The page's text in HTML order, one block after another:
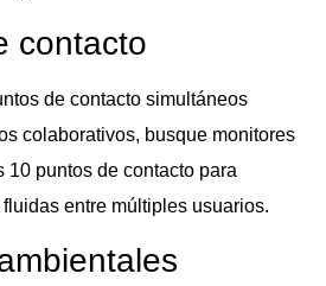
contacto
de contacto simultáneos
colaborativos, busque monitores
10 puntos de contacto para
entre múltiples usuarios.